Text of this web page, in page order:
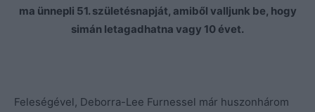
ma ünnepli 51. születésnapját, amiből valljunk be, hogy
simán letagadhatna vagy 10 évet.
Feleségével, Deborra-Lee Furnessel már huszonhárom